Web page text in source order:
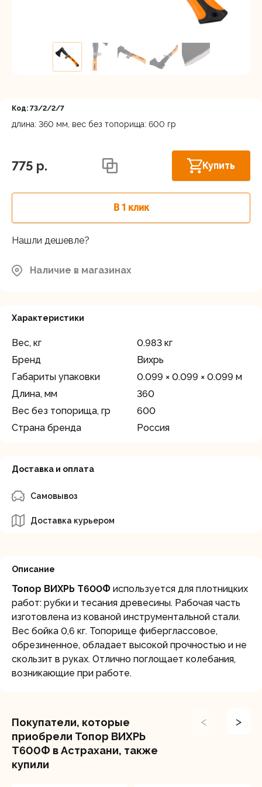
Код: 73/2/2/7
длина: 360 мм, вес без топорища: 600 гр
775 p. Купить
В 1 клик
Нашли дешевле?
Наличие в магазинах
Характеристики
Вес, кг
0.983 кг
Бренд
Вихрь
Габариты упаковки
0.099 × 0.099 × 0.099 м
Длина, мм
360
Вес без топорища, гр
600
Страна бренда
Россия
Доставка и оплата
Самовывоз
Доставка курьером
Описание
Топор ВИХРЬ Т600Ф используется для плотницких
работ: рубки и тесания древесины. Рабочая часть
изготовлена из кованой инструментальной стали.
Вес бойка 0,6 кг. Топорище фиберглассовое,
обрезиненное, обладает высокой прочностью и не
скользит в руках. Отлично поглощает колебания,
возникающие при работе.
Покупатели, которые
приобрели Топор ВИХРЬ
Т600Ф в Астрахани, также
купили
< >